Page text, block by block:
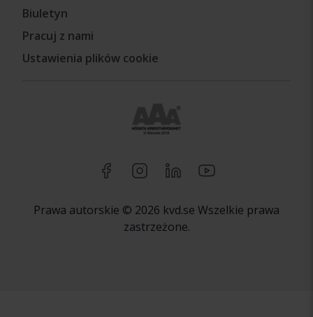
Biuletyn
Pracuj z nami
Ustawienia plików cookie
Prawa autorskie © 2026 kvd.se Wszelkie prawa
zastrzeżone.